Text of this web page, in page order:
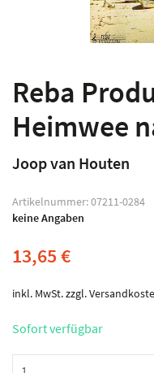
Reba
Heimwee
Joop van Houten
Artikelnummer:07211-0284
keine Angaben
13,65€
inkl. MwSt.zzgl.
Sofort verfügbar